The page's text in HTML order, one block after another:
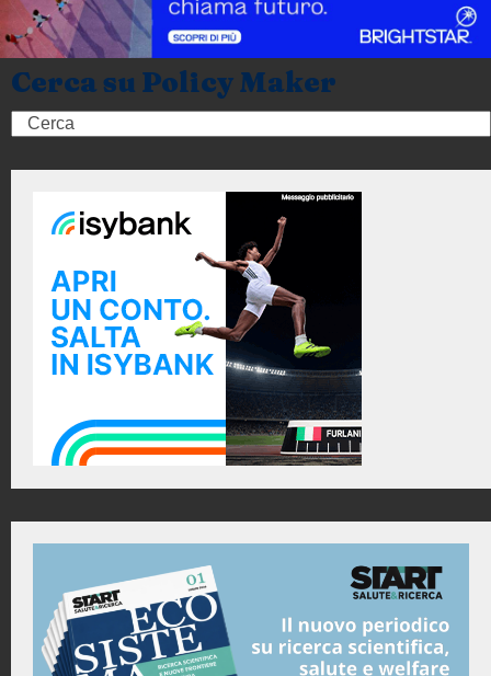
Cerca su Policy Maker
Search